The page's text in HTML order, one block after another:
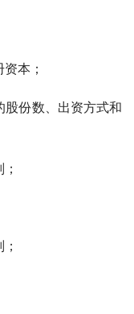
本；
股份数、出资方式和